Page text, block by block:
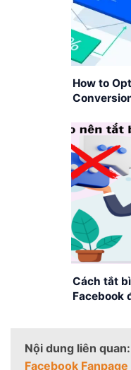
How to
Cách tắt
Facebook
Nội dung liên quan:
Facebook Fanpage